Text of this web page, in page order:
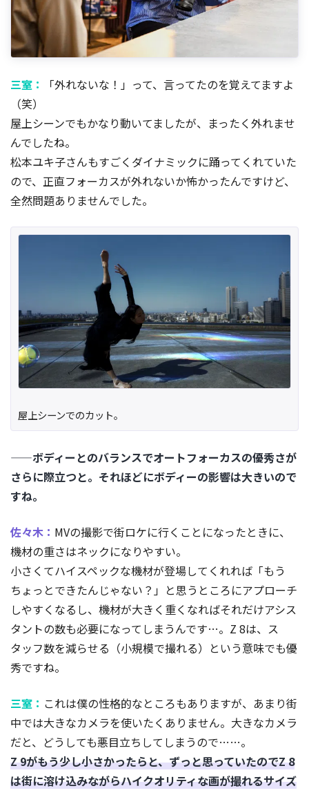
三室：
「外れないな！」って、言ってたのを覚えてますよ
（笑）
屋上シーンでもかなり動いてましたが、まったく外れませ
んでしたね。
松本ユキ子さんもすごくダイナミックに踊ってくれていた
ので、正直フォーカスが外れないか怖かったんですけど、
全然問題ありませんでした。
屋上シーンでのカット。
——ボディーとのバランスでオートフォーカスの優秀さが
さらに際立つと。それほどにボディーの影響は大きいので
すね。
佐々木： MVの撮影で街ロケに行くことになったときに、
機材の重さはネックになりやすい。
小さくてハイスペックな機材が登場してくれれば「もう
ちょっとできたんじゃない？」と思うところにアプローチ
しやすくなるし、機材が大きく重くなればそれだけアシス
タントの数も必要になってしまうんです…。Z 8は、ス
タッフ数を減らせる（小規模で撮れる）という意味でも優
秀ですね。
三室： これは僕の性格的なところもありますが、あまり街
中では大きなカメラを使いたくありません。大きなカメラ
だと、どうしても悪目立ちしてしまうので……。
Z 9がもう少し小さかったらと、ずっと思っていたのでZ 8
は街に溶け込みながらハイクオリティな画が撮れるサイズ